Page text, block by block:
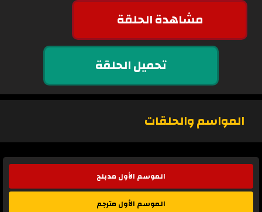
مشاهدة الحلقة
تحميل الحلقة
المواسم والحلقات
الموسم الأول مدبلج
الموسم الأول مترجم